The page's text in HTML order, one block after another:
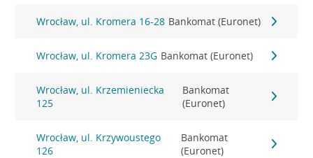
Wrocław, ul. Kromera 16-28 Bankomat (Euronet)
Wrocław, ul. Kromera 23G Bankomat (Euronet)
Wrocław, ul. Krzemieniecka
125
Bankomat
(Euronet)
Wrocław, ul. Krzywoustego
126
Bankomat
(Euronet)